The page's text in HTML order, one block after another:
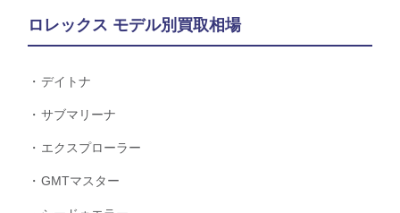
ロレックス モデル別買取相場
デイトナ
サブマリーナ
エクスプローラー
GMTマスター